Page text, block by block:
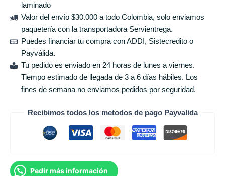
laminado
Valor del envío $30.000 a todo Colombia, solo enviamos
paquetería con la transportadora Servientrega.
Puedes financiar tu compra con ADDI, Sistecredito o
Payválida.
Tu pedido es enviado en 24 horas de lunes a viernes.
Tiempo estimado de llegada de 3 a 6 días hábiles. Los
fines de semana no enviamos pedidos por seguridad.
Recibimos todos los metodos de pago Payvalida
Pedir más información